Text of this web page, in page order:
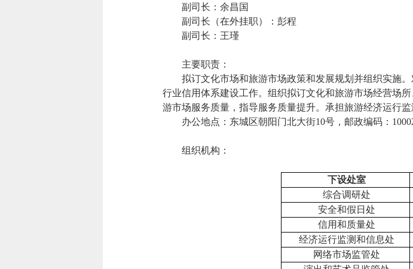
副司长：余昌国
副司长（在外挂职）：彭程
副司长：王瑾
主要职责：
拟订文化市场和旅游市场政策和发展规划并组织实施
行业信用体系建设工作。组织拟订文化和旅游市场经营场
游市场服务质量，指导服务质量提升。承担旅游经济运行
办公地点：东城区朝阳门北大街10号，邮政编码：
组织机构：
下设处室
综合调研处
安全和假日处
信用和质量处
经济运行监测和信息处
网络市场监管处